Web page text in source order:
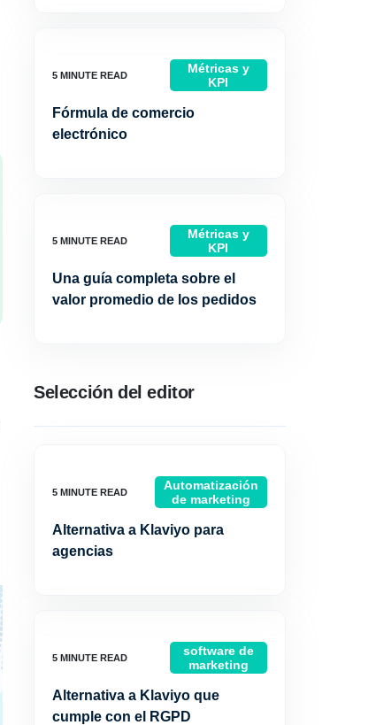
Métricas y
KPI
Fórmula de comercio
electrónico
Métricas y
KPI
Una guía completa sobre el
valor promedio de los pedidos
Selección del editor
Automatización
de marketing
Alternativa a Klaviyo para
agencias
software de
marketing
Alternativa a Klaviyo que
cumple con el RGPD